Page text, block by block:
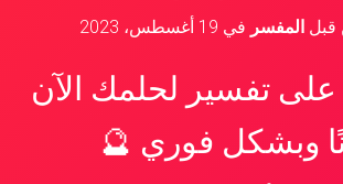
المفسر في 19 أغسطس، 2023
تفسير لحلمك الآن
وبشكل فوري 🔮